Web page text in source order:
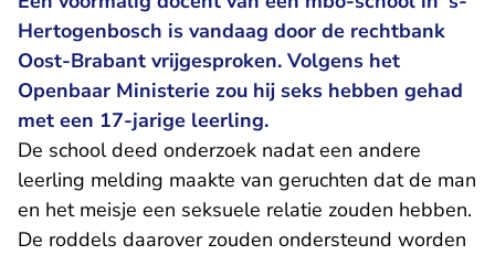
Hertogenbosch is vandaag door de rechtbank
Oost-Brabant vrijgesproken. Volgens het
Openbaar Ministerie zou hij seks hebben gehad
met een 17-jarige leerling.
De school deed onderzoek nadat een andere
leerling melding maakte van geruchten dat de man
en het meisje een seksuele relatie zouden hebben.
De roddels daarover zouden ondersteund worden